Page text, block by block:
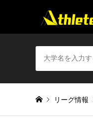
リーグ情報